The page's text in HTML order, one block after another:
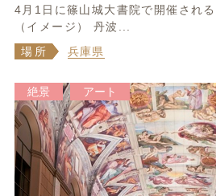
4月1日に篠山城大書院で開催され
（イメージ） 丹波...
場所
兵庫県
絶景 アート